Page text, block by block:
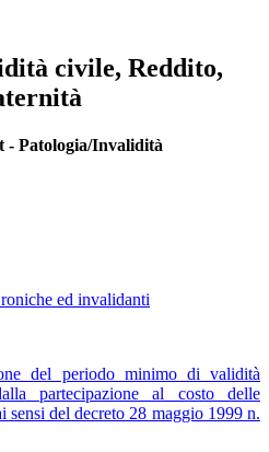
civile, Reddito,
- Patologia/Invalidità
ed invalidanti
del periodo minimo di validità
partecipazione al costo delle
sensi del decreto 28 maggio 1999 n.